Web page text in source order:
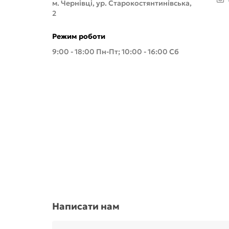
м. Чернівці, ур. Старокостянтинівська,
2
Режим роботи
9:00 - 18:00 Пн-Пт; 10:00 - 16:00 Сб
Написати нам